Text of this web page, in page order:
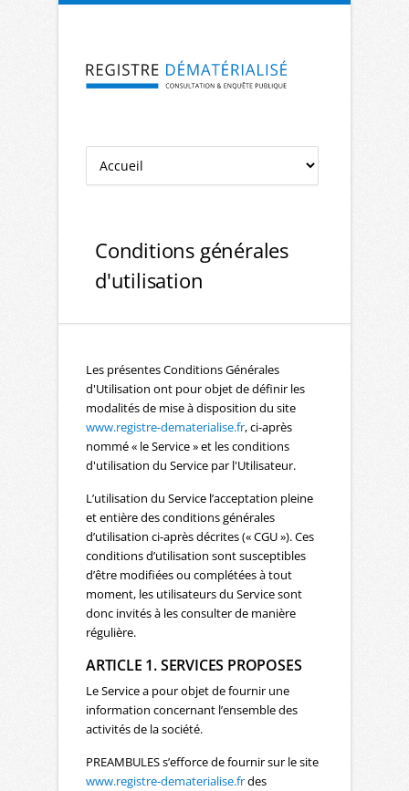
Aller à la navigation Aller au contenu
Conditions générales
d'utilisation
Les présentes Conditions Générales
d'Utilisation ont pour objet de définir les
modalités de mise à disposition du site
www.registre-dematerialise.fr, ci-après
nommé « le Service » et les conditions
d'utilisation du Service par l'Utilisateur.
L’utilisation du Service l’acceptation pleine
et entière des conditions générales
d’utilisation ci-après décrites (« CGU »). Ces
conditions d’utilisation sont susceptibles
d’être modifiées ou complétées à tout
moment, les utilisateurs du Service sont
donc invités à les consulter de manière
régulière.
ARTICLE 1. SERVICES PROPOSES
Le Service a pour objet de fournir une
information concernant l’ensemble des
activités de la société.
PREAMBULES s’efforce de fournir sur le site
www.registre-dematerialise.frdes